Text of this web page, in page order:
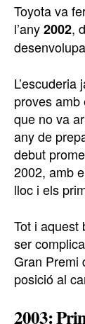
Toyota va
l’any2002,
proves
que no va
any de
debut
2002, amb
lloc i els
Tot i aquest
ser
Gran Premi
posició al
2003: